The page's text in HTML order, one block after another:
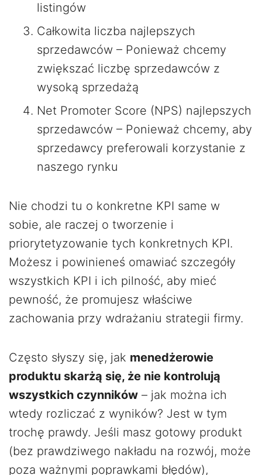
listingów
Całkowita liczba najlepszych
sprzedawców – Ponieważ chcemy
zwiększać liczbę sprzedawców z
wysoką sprzedażą
Net Promoter Score (NPS) najlepszych
sprzedawców – Ponieważ chcemy, aby
sprzedawcy preferowali korzystanie z
naszego rynku
Nie chodzi tu o konkretne KPI same w
sobie, ale raczej o tworzenie i
priorytetyzowanie tych konkretnych KPI.
Możesz i powinieneś omawiać szczegóły
wszystkich KPI i ich pilność, aby mieć
pewność, że promujesz właściwe
zachowania przy wdrażaniu strategii firmy.
Często słyszy się, jak menedżerowie
produktu skarżą się, że nie kontrolują
wszystkich czynników – jak można ich
wtedy rozliczać z wyników? Jest w tym
trochę prawdy. Jeśli masz gotowy produkt
(bez prawdziwego nakładu na rozwój, może
poza ważnymi poprawkami błędów),